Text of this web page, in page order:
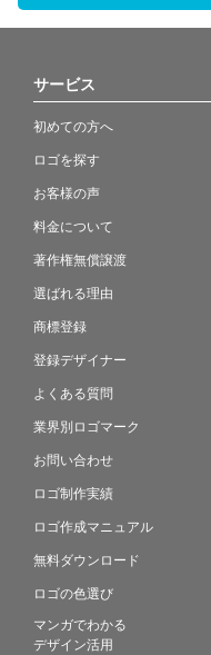
サービス
初めての方へ
ロゴを探す
お客様の声
料金について
著作権無償譲渡
選ばれる理由
商標登録
登録デザイナー
よくある質問
業界別ロゴマーク
お問い合わせ
ロゴ制作実績
ロゴ作成マニュアル
無料ダウンロード
ロゴの色選び
マンガでわかる
デザイン活用